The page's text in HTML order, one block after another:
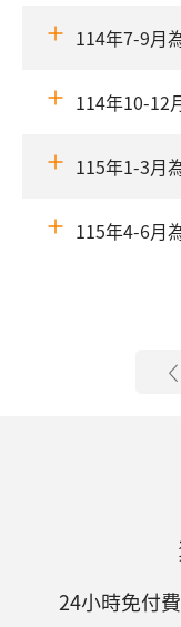
114年7-9月
114年10-12
115年1-3月
115年4-6月
24小時免付